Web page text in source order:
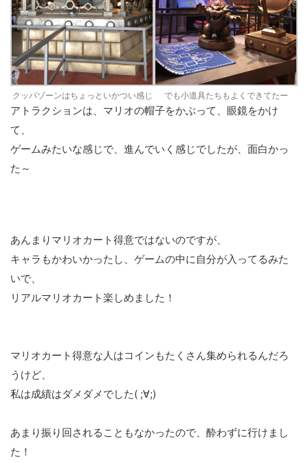
クッパゾーンはちょっといかつい感じ でも小道具たちもよくできてたー
アトラクションは、マリオの帽子をかぶって、眼鏡をかけ
て、
ゲームみたいな感じで、進んでいく感じでしたが、面白かっ
た～
あんまりマリオカート得意ではないのですが、
キャラもかわいかったし、ゲームの中に自分が入ってるみた
いで、
リアルマリオカート楽しめました！
マリオカート得意な人はコインもたくさん集められるんだろ
うけど、
私は成績はダメダメでした( ;∀;)
あまり振り回されることもなかったので、酔わずに行けまし
た！